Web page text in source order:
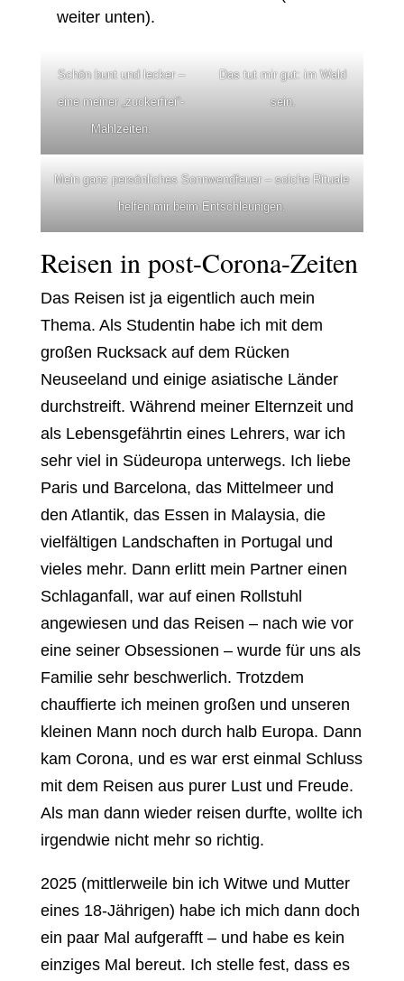
weiter unten).
Schön bunt und lecker –
eine meiner „zuckerfrei“-
Mahlzeiten.
Das tut mir gut: im Wald
sein.
Mein ganz persönliches Sonnwendfeuer – solche Rituale
helfen mir beim Entschleunigen.
Reisen in post-Corona-Zeiten
Das Reisen ist ja eigentlich auch mein
Thema. Als Studentin habe ich mit dem
großen Rucksack auf dem Rücken
Neuseeland und einige asiatische Länder
durchstreift. Während meiner Elternzeit und
als Lebensgefährtin eines Lehrers, war ich
sehr viel in Südeuropa unterwegs. Ich liebe
Paris und Barcelona, das Mittelmeer und
den Atlantik, das Essen in Malaysia, die
vielfältigen Landschaften in Portugal und
vieles mehr. Dann erlitt mein Partner einen
Schlaganfall, war auf einen Rollstuhl
angewiesen und das Reisen – nach wie vor
eine seiner Obsessionen – wurde für uns als
Familie sehr beschwerlich. Trotzdem
chauffierte ich meinen großen und unseren
kleinen Mann noch durch halb Europa. Dann
kam Corona, und es war erst einmal Schluss
mit dem Reisen aus purer Lust und Freude.
Als man dann wieder reisen durfte, wollte ich
irgendwie nicht mehr so richtig.
2025 (mittlerweile bin ich Witwe und Mutter
eines 18-Jährigen) habe ich mich dann doch
ein paar Mal aufgerafft – und habe es kein
einziges Mal bereut. Ich stelle fest, dass es